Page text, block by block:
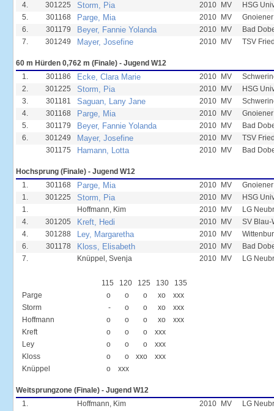
4.
301225 Storm, Pia 2010 MV
HSG
5.
301168 Parge, Mia 2010 MV
6.
301179 Beyer, Fannie Yolanda 2010 MV
Bad
7.
301249 Mayer, Josefine 2010 MV TSV
60 m Hürden 0,762 m (Finale) - Jugend W12
1.
301186 Ecke, Clara Marie 2010 MV
2.
301225 Storm, Pia 2010 MV
HSG
3.
301181 Saguan, Lany Jane 2010 MV
4.
301168 Parge, Mia 2010 MV
5.
301179 Beyer, Fannie Yolanda 2010 MV
Bad
6.
301249 Mayer, Josefine 2010 MV
TSV
301175
Hamann, Lotta 2010 MV Bad
Hochsprung (Finale) - Jugend W12
1.
301168 Parge, Mia 2010 MV
1.
301225 Storm, Pia 2010 MV
HSG
1.
Hoffmann, Kim 2010 MV
LG
4.
301205 Kreft, Hedi 2010 MV
SV Blau-
4.
301288 Ley, Margaretha 2010 MV
6.
301178 Kloss, Elisabeth 2010 MV
Bad
7.
Knüppel, Svenja 2010 MV LG
115 120 125 130
135
Parge
o o o xo
xxx
Storm
- o o xo
xxx
Hoffmann
o o o xo
xxx
Kreft
o o o
xxx
Ley
o o o
xxx
Kloss
o o xxo
xxx
Knüppel
o xxx
Weitsprungzone (Finale) - Jugend W12
1.
Hoffmann, Kim 2010 MV
LG